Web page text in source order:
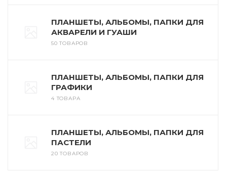
ПЛАНШЕТЫ, АЛЬБОМЫ, ПАПКИ ДЛЯ
АКВАРЕЛИ И ГУАШИ
50 ТОВАРОВ
ПЛАНШЕТЫ, АЛЬБОМЫ, ПАПКИ ДЛЯ
ГРАФИКИ
4 ТОВАРА
ПЛАНШЕТЫ, АЛЬБОМЫ, ПАПКИ ДЛЯ
ПАСТЕЛИ
20 ТОВАРОВ